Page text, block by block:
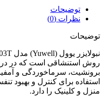
توضیحات
نظرات (0)
توضیحات
روش استنشاقی است که در
برونشیت، سرماخوردگی و
استفاده برای کنترل و بهبود
منزل و کلینیک را دارد.